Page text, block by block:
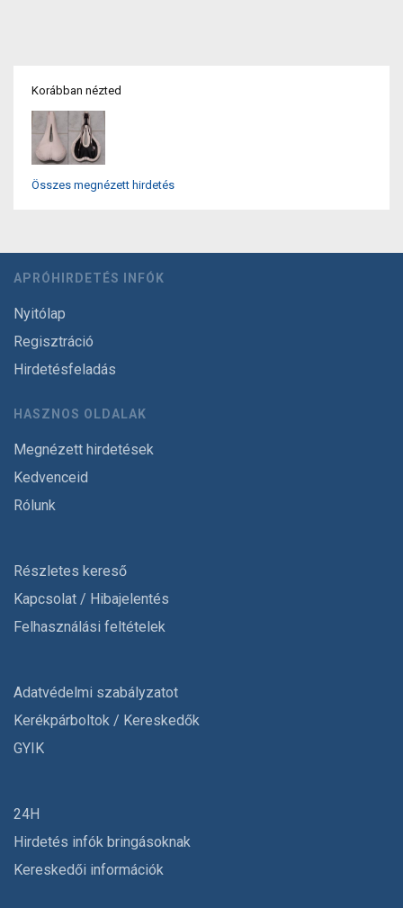
Korábban nézted
Összes megnézett hirdetés
APRÓHIRDETÉS INFÓK
Nyitólap
Regisztráció
Hirdetésfeladás
HASZNOS OLDALAK
Megnézett hirdetések
Kedvenceid
Rólunk
Részletes kereső
Kapcsolat / Hibajelentés
Felhasználási feltételek
Adatvédelmi szabályzatot
Kerékpárboltok / Kereskedők
GYIK
24H
Hirdetés infók bringásoknak
Kereskedői információk